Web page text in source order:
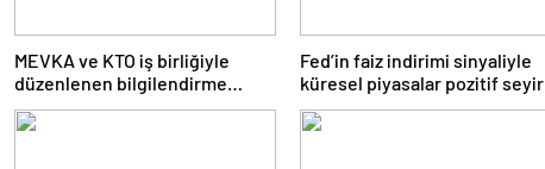
MEVKA ve KTO iş birliğiyle
düzenlenen bilgilendirme
semineri
Fed’in faiz indirimi sinyaliyle
küresel piyasalar pozitif seyir
izliyor